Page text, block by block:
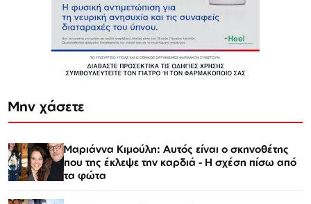
Μην χάσετε
Μαριάννα Κιμούλη: Αυτός είναι ο σκηνοθέτης
που της έκλεψε την καρδιά - Η σχέση πίσω από
τα φώτα